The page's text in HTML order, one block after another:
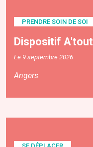
PRENDRE SOIN DE SOI
Dispositif A'tout
Le 9 septembre 2026
Angers